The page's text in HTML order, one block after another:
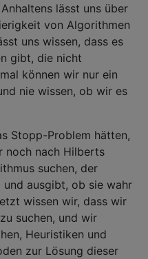
lässt uns über
von Algorithmen
uns wissen, dass es
gibt, die nicht
können wir nur ein
nie wissen, ob wir es
Stopp-Problem hätten,
noch nach Hilberts
suchen, der
und ausgibt, ob sie wahr
wissen wir, dass wir
suchen, und wir
Heuristiken und
zur Lösung dieser